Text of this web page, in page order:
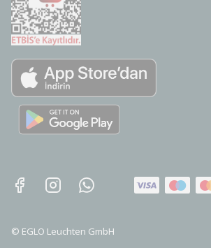
© EGLO Leuchten GmbH